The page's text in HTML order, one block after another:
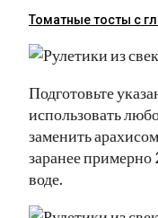
Томатные тосты с
Подготовьте
использовать
заменить
заранее примерно
воде.